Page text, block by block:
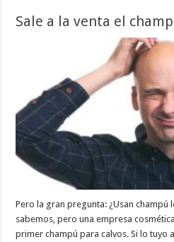
Sale a la venta el
Pero la gran pregunta: ¿Usan champú
sabemos, pero una empresa
primer champú para calvos. Si lo tuyo